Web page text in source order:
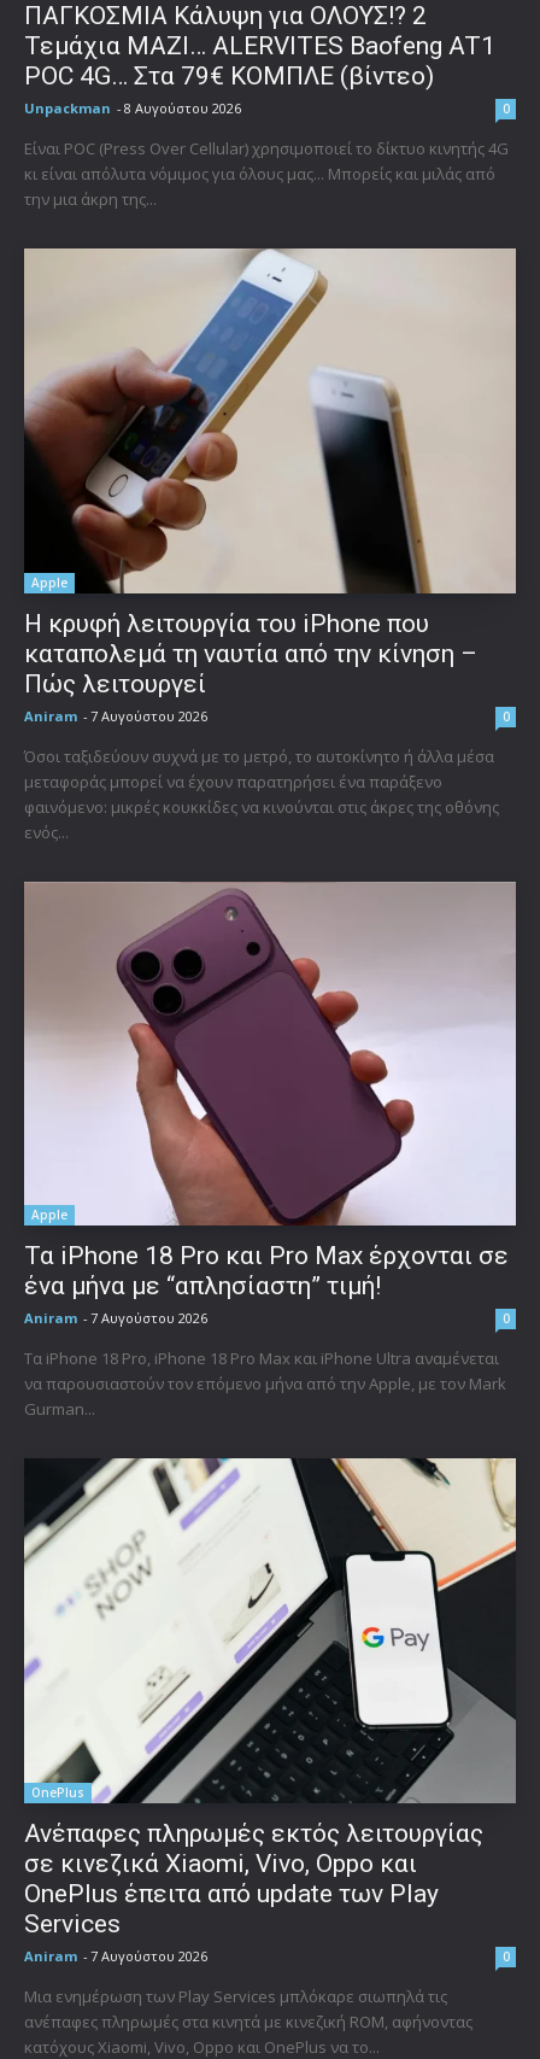
ΠΑΓΚΟΣΜΙΑ Κάλυψη για ΟΛΟΥΣ!? 2
Τεμάχια ΜΑΖΙ… ALERVITES Baofeng AT1
POC 4G… Στα 79€ ΚΟΜΠΛΕ (βίντεο)
Unpackman - 8 Αυγούστου 2026 0
Είναι POC (Press Over Cellular) χρησιμοποιεί το δίκτυο κινητής 4G
κι είναι απόλυτα νόμιμος για όλους μας... Μπορείς και μιλάς από
την μια άκρη της...
Apple
Η κρυφή λειτουργία του iPhone που
καταπολεμά τη ναυτία από την κίνηση –
Πώς λειτουργεί
Aniram - 7 Αυγούστου 2026 0
Όσοι ταξιδεύουν συχνά με το μετρό, το αυτοκίνητο ή άλλα μέσα
μεταφοράς μπορεί να έχουν παρατηρήσει ένα παράξενο
φαινόμενο: μικρές κουκκίδες να κινούνται στις άκρες της οθόνης
ενός...
Apple
Τα iPhone 18 Pro και Pro Max έρχονται σε
ένα μήνα με “απλησίαστη” τιμή!
Aniram - 7 Αυγούστου 2026 0
Τα iPhone 18 Pro, iPhone 18 Pro Max και iPhone Ultra αναμένεται
να παρουσιαστούν τον επόμενο μήνα από την Apple, με τον Mark
Gurman...
OnePlus
Ανέπαφες πληρωμές εκτός λειτουργίας
σε κινεζικά Xiaomi, Vivo, Oppo και
OnePlus έπειτα από update των Play
Services
Aniram - 7 Αυγούστου 2026 0
Μια ενημέρωση των Play Services μπλόκαρε σιωπηλά τις
ανέπαφες πληρωμές στα κινητά με κινεζική ROM, αφήνοντας
κατόχους Xiaomi, Vivo, Oppo και OnePlus να το...